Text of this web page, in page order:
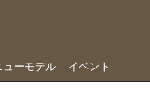
ューモデル イベント